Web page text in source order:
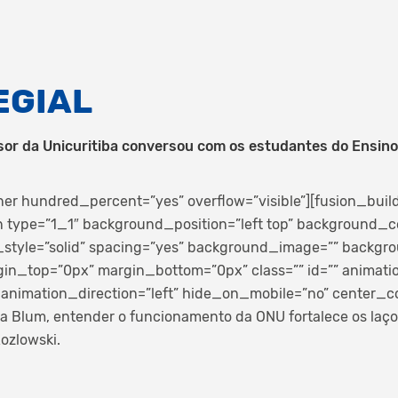
da Unicuritiba conversou com os estudantes do
hundred_percent=”yes”
background_position=”left top”
spacing=”yes” background_image=””
margin_bottom=”0px” class=”” id=””
hide_on_mobile=”no”
Blum, entender o funcionamento da ONU fortalece os